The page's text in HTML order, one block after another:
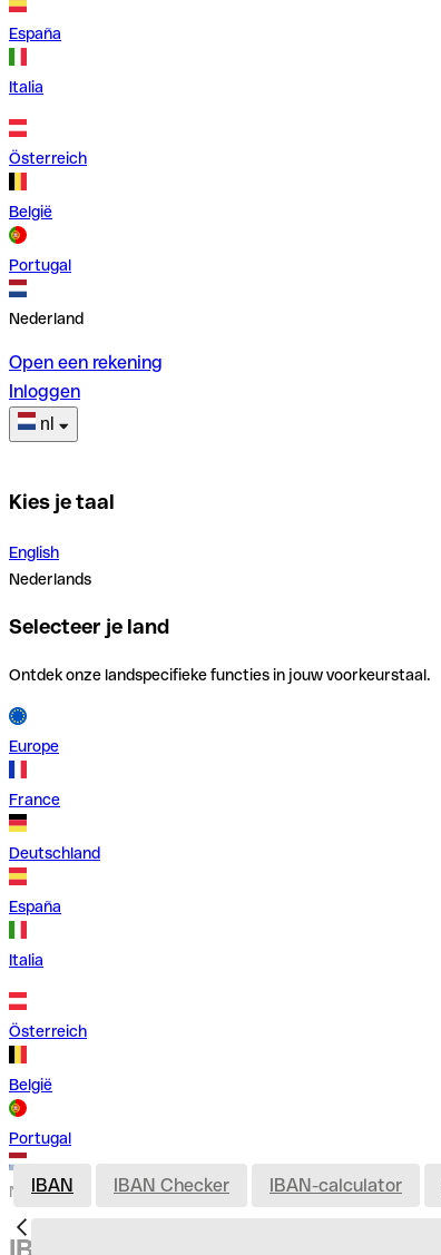
España
Italia
Österreich
België
Portugal
Nederland
Open een rekening
Inloggen
nl
Kies je taal
English
Nederlands
Selecteer je land
Ontdek onze landspecifieke functies in jouw voorkeurstaal.
Europe
France
Deutschland
España
Italia
Österreich
België
Portugal
Nederland
IBAN IBAN Checker IBAN-calculator
IBAN voor First Gulf Bank